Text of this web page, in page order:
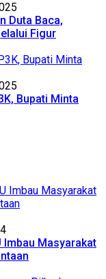
Duta Baca,
Figur
Bupati Minta
Imbau Masyarakat